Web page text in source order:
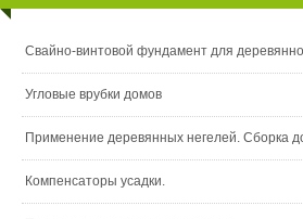
Свайно-винтовой фундамент для
Угловые врубки домов
Применение деревянных негелей. Сборка
Компенсаторы усадки.